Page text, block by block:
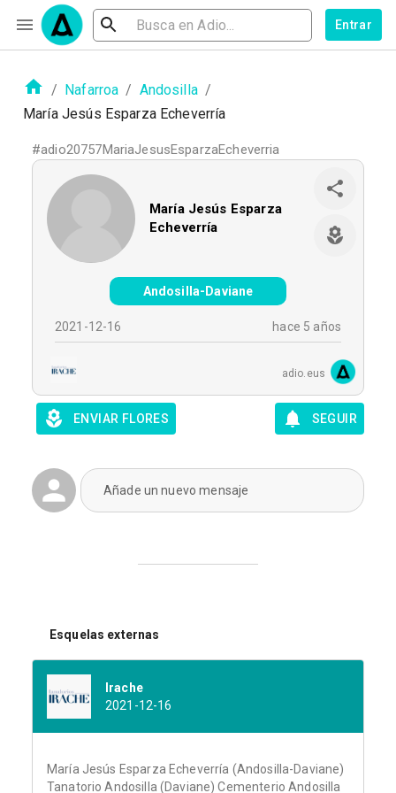
Entrar
/ Nafarroa / Andosilla /
María Jesús Esparza Echeverría
#adio20757MariaJesusEsparzaEcheverria
María Jesús Esparza
Echeverría
Andosilla-Daviane
2021-12-16 hace 5 años
adio.eus
ENVIAR FLORES SEGUIR
Añade un nuevo mensaje
Esquelas externas
Irache
2021-12-16
María Jesús Esparza Echeverría (Andosilla-Daviane)
Tanatorio Andosilla (Daviane) Cementerio Andosilla